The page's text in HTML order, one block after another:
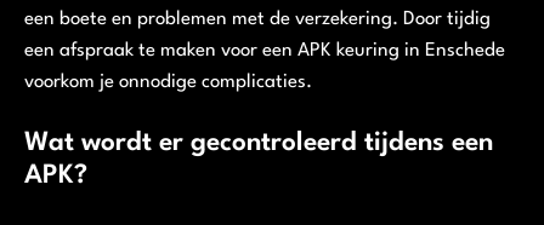
een boete en problemen met de verzekering. Door tijdig
een afspraak te maken voor een APK keuring in Enschede
voorkom je onnodige complicaties.
Wat wordt er gecontroleerd tijdens een
APK?